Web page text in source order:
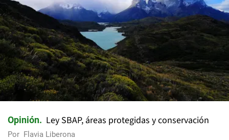
Opinión Ley SBAP, áreas protegidas y conservación
Por Flavia Liberona